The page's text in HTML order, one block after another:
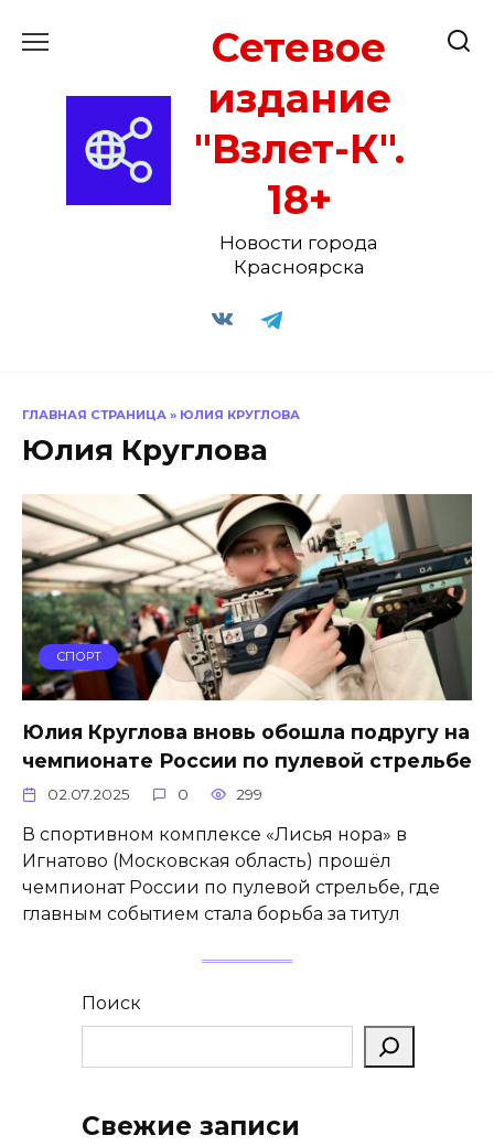
Сетевое
издание
"Взлет-К".
18+
Новости города
Красноярска
ГЛАВНАЯ СТРАНИЦА » ЮЛИЯ КРУГЛОВА
Юлия Круглова
СПОРТ
Юлия Круглова вновь обошла подругу на
чемпионате России по пулевой стрельбе
02.07.2025 0 299
В спортивном комплексе «Лисья нора» в
Игнатово (Московская область) прошёл
чемпионат России по пулевой стрельбе, где
главным событием стала борьба за титул
Поиск
Свежие записи